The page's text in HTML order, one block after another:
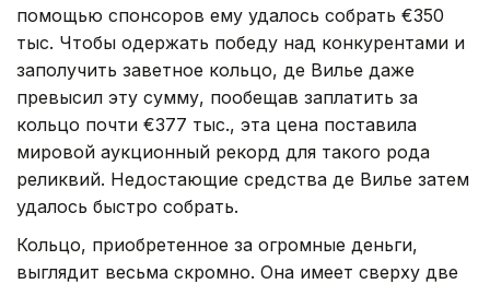
помощью спонсоров ему удалось собрать €350
тыс. Чтобы одержать победу над конкурентами и
заполучить заветное кольцо, де Вилье даже
превысил эту сумму, пообещав заплатить за
кольцо почти €377 тыс., эта цена поставила
мировой аукционный рекорд для такого рода
реликвий. Недостающие средства де Вилье затем
удалось быстро собрать.
Кольцо, приобретенное за огромные деньги,
выглядит весьма скромно. Она имеет сверху две